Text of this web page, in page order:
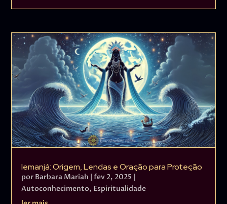
Iemanjá: Origem, Lendas e Oração para Proteção
por Barbara Mariah |fev 2, 2025 |
Autoconhecimento, Espiritualidade